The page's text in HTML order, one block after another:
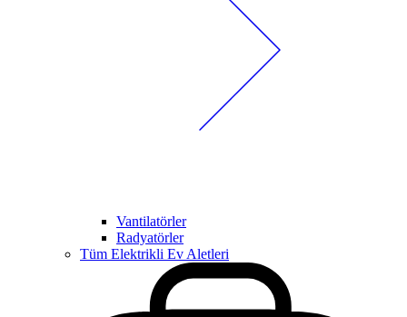
Vantilatörler
Radyatörler
Tüm Elektrikli Ev Aletleri